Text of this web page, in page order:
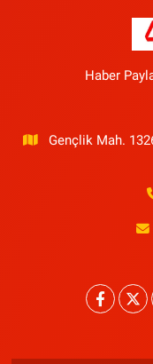
Haber
Gençlik Mah.